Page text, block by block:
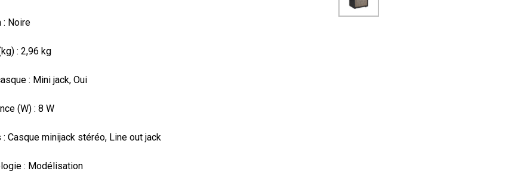
: Noire
: 2,96 kg
: Mini jack, Oui
(W) : 8 W
Casque minijack stéréo, Line out jack
: Modélisation